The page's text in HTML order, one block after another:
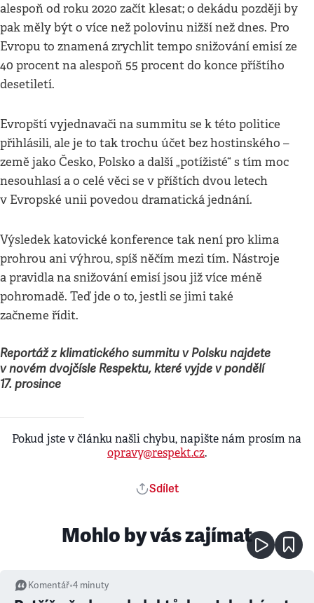
alespoň od roku 2020 začít klesat; o dekádu později by
pak měly být o více než polovinu nižší než dnes. Pro
Evropu to znamená zrychlit tempo snižování emisí ze
40 procent na alespoň 55 procent do konce příštího
desetiletí.
Evropští vyjednavači na summitu se k této politice
přihlásili, ale je to tak trochu účet bez hostinského –
země jako Česko, Polsko a další „potížisté“ s tím moc
nesouhlasí a o celé věci se v příštích dvou letech
v Evropské unii povedou dramatická jednání.
Výsledek katovické konference tak není pro klima
prohrou ani výhrou, spíš něčím mezi tím. Nástroje
a pravidla na snižování emisí jsou již více méně
pohromadě. Teď jde o to, jestli se jimi také
začneme řídit.
Reportáž z klimatického summitu v Polsku najdete
v novém dvojčísle Respektu, které vyjde v pondělí
17. prosince
Pokud jste v článku našli chybu, napište nám prosím na
opravy@respekt.cz.
Sdílet
Mohlo by vás zajímat
Komentář•4 minuty